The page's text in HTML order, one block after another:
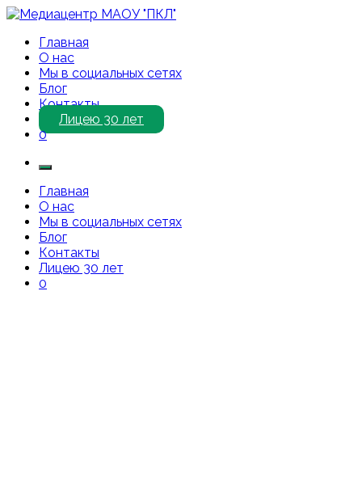
Перейти
содержимому
Медиацентр МАОУ "ПКЛ"
Приветствуем Вас на нашем сайте!
Главная
О нас
Мы в социальных сетях
Блог
Контакты
Лицею 30 лет
0
Главная
О нас
Мы в социальных сетях
Блог
Контакты
Лицею 30 лет
0